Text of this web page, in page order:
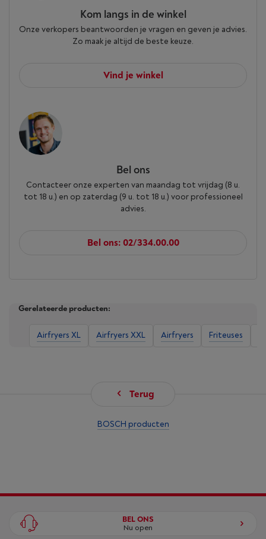
Kom langs in de winkel
Onze verkopers beantwoorden je vragen en geven je advies.
Zo maak je altijd de beste keuze.
Vind je winkel
Bel ons
Contacteer onze experten van maandag tot vrijdag (8 u.
tot 18 u.) en op zaterdag (9 u. tot 18 u.) voor professioneel
advies.
Bel ons: 02/334.00.00
Gerelateerde producten:
Airfryers XL Airfryers XXL Airfryers Friteuses
Terug
BOSCH producten
BEL ONS
Nu open